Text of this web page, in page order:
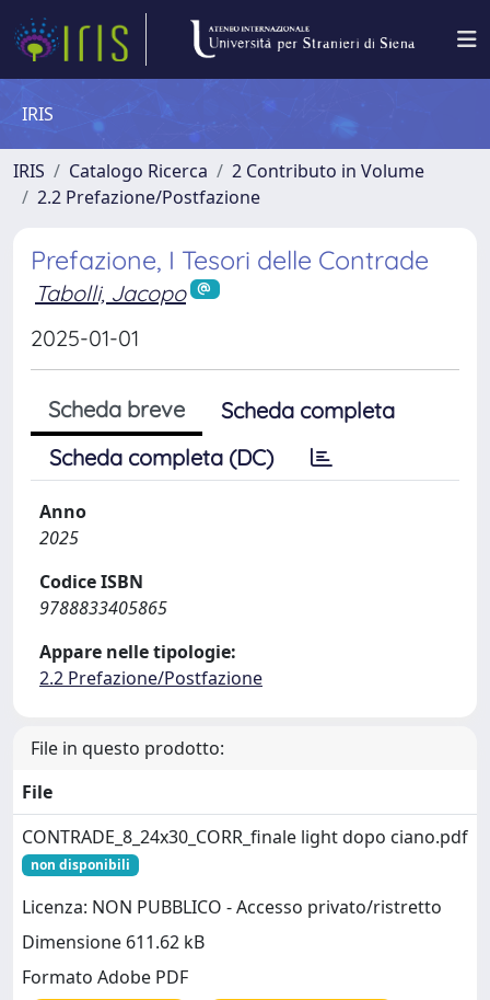
IRIS
IRIS Catalogo Ricerca
2 Contributo in Volume
2.2 Prefazione/Postfazione
Prefazione, I Tesori delle Contrade
Tabolli, Jacopo
2025-01-01
Scheda breve
Scheda completa
Scheda completa (DC)
Anno
2025
Codice ISBN
9788833405865
Appare nelle tipologie:
2.2 Prefazione/Postfazione
File in questo prodotto:
File
CONTRADE_8_24x30_CORR_finale light dopo ciano.pdf
non disponibili
Licenza: NON PUBBLICO - Accesso privato/ristretto
Dimensione 611.62 kB
Formato Adobe PDF